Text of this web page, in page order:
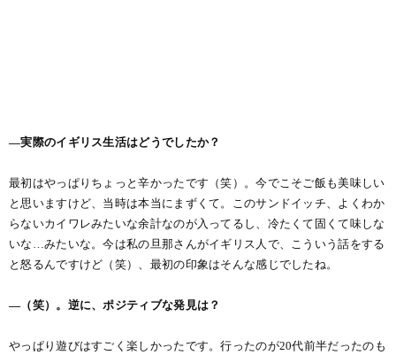
―実際のイギリス生活はどうでしたか？
最初はやっぱりちょっと辛かったです（笑）。今でこそご飯も美味しい
と思いますけど、当時は本当にまずくて。このサンドイッチ、よくわか
らないカイワレみたいな余計なのが入ってるし、冷たくて固くて味しな
いな…みたいな。今は私の旦那さんがイギリス人で、こういう話をする
と怒るんですけど（笑）、最初の印象はそんな感じでしたね。
―（笑）。逆に、ポジティブな発見は？
やっぱり遊びはすごく楽しかったです。行ったのが20代前半だったのも